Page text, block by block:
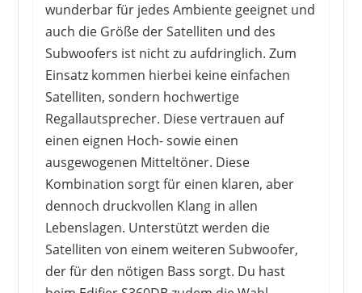
wunderbar für jedes Ambiente geeignet und
auch die Größe der Satelliten und des
Subwoofers ist nicht zu aufdringlich. Zum
Einsatz kommen hierbei keine einfachen
Satelliten, sondern hochwertige
Regallautsprecher. Diese vertrauen auf
einen eignen Hoch- sowie einen
ausgewogenen Mitteltöner. Diese
Kombination sorgt für einen klaren, aber
dennoch druckvollen Klang in allen
Lebenslagen. Unterstützt werden die
Satelliten von einem weiteren Subwoofer,
der für den nötigen Bass sorgt. Du hast